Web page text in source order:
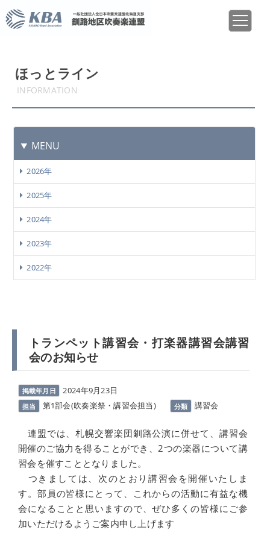
ほっとライン
INFORMATION
MENU
2026年
2025年
2024年
2023年
2022年
トランペット講習会・打楽器講習会講習
会のお知らせ
掲載年月日 2024年9月23日
担当 第1部会(吹奏楽祭・講習会担当) 分類 講習会
連盟では、札幌交響楽団釧路公演に併せて、講習会
開催のご協力を得ることができ、2つの楽器について講
習会を催すこととなりました。
つきましては、次のとおり講習会を開催いたしま
す。部員の皆様にとって、これからの活動に有益な機
会になることと思いますので、ぜひ多くの皆様にご参
加いただけるようご案内申し上げます